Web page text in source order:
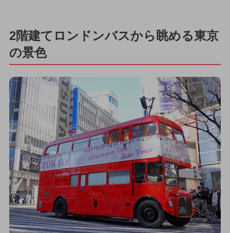
2階建てロンドンバスから眺める東京
の景色